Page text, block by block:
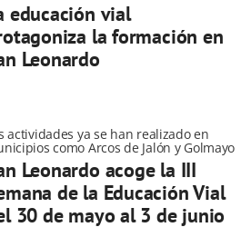
educación vial
la formación en
Leonardo
actividades ya se han realizado en
como Arcos de Jalón y Golmayo
Leonardo acoge la III
de la Educación Vial
30 de mayo al 3 de junio